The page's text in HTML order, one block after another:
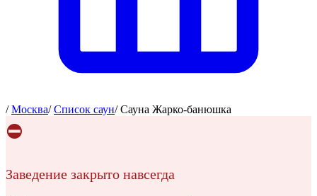
/ Москва/ Список саун/ Сауна Жарко-банюшка
⛔
Заведение закрыто навсегда